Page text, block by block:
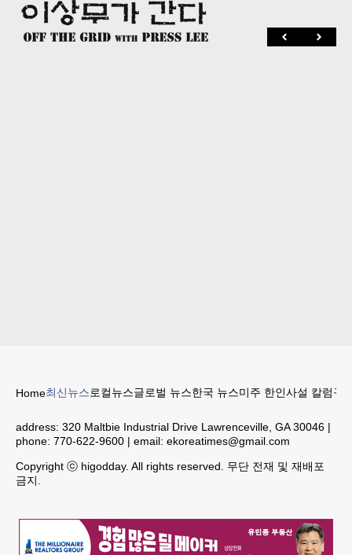
Home최신뉴스로컬뉴스글로벌 뉴스한국 뉴스미주 한인사설 칼럼구
address: 320 Maltbie Industrial Drive Lawrenceville, GA 30046 |
phone: 770-622-9600 | email: ekoreatimes@gmail.com
Copyright ⓒ higodday. All rights reserved. 무단 전재 및 재배포
금지.